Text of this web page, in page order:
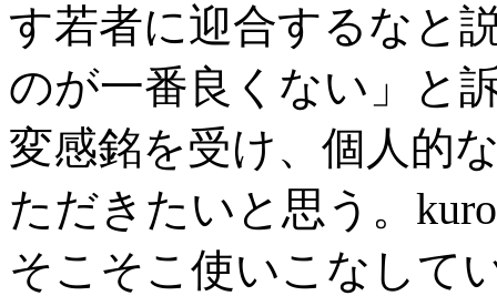
す若者に迎合するなと
のが一番良くない」と
変感銘を受け、個人的
ただきたいと思う。
そこそこ使いこなして